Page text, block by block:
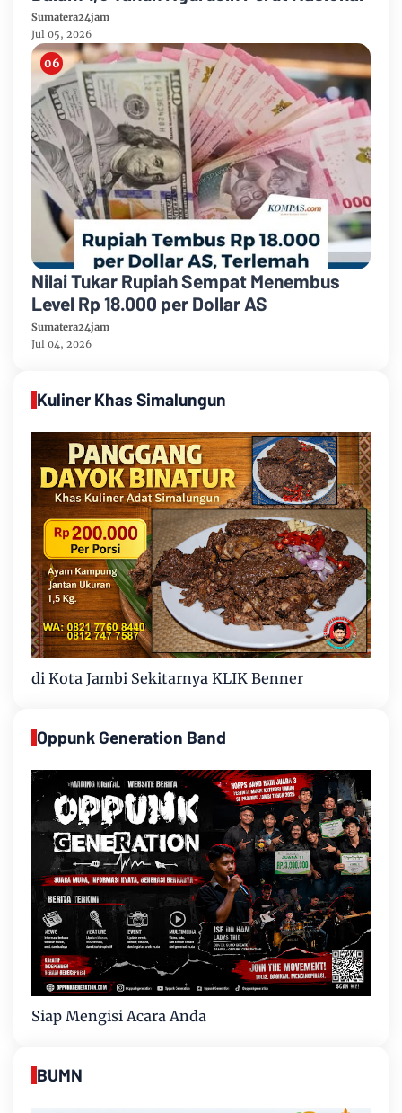
Sumatera24jam
Jul 05, 2026
Nilai Tukar Rupiah Sempat Menembus
Level Rp 18.000 per Dollar AS
Sumatera24jam
Jul 04, 2026
Kuliner Khas Simalungun
di Kota Jambi Sekitarnya KLIK Benner
Oppunk Generation Band
Siap Mengisi Acara Anda
BUMN